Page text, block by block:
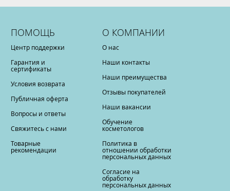
ПОМОЩЬ
Центр поддержки
Гарантия и
сертификаты
Условия возврата
Публичная оферта
Вопросы и ответы
Свяжитесь с нами
Товарные
рекомендации
О КОМПАНИИ
О нас
Наши контакты
Наши преимущества
Отзывы покупателей
Наши вакансии
Обучение
косметологов
Политика в
отношении обработки
персональных данных
Согласие на
обработку
персональных данных